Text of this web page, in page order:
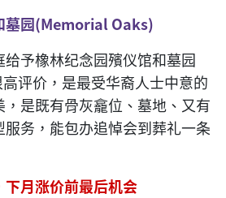
墓园(Memorial Oaks)
予橡林纪念园殯仪馆和墓园
评价，是最受华裔人士中意的
是既有骨灰龕位、墓地、又有
务，能包办追悼会到葬礼一条
月涨价前最后机会